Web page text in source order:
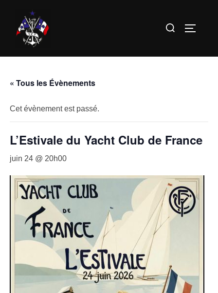
contenu
Rechercher :
« Tous les Évènements
Cet évènement est passé.
L’Estivale du Yacht Club de France
juin 24 @ 20h00